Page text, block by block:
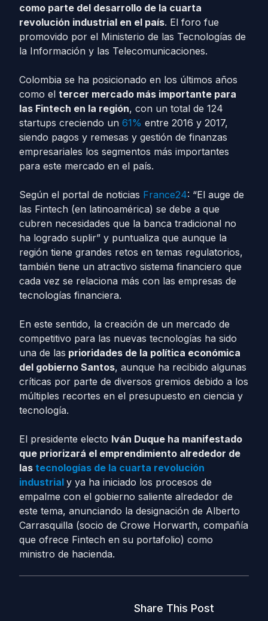
como parte del desarrollo de la cuarta
revolución industrial en el país. El foro fue
promovido por el Ministerio de las Tecnologías de
la Información y las Telecomunicaciones.
Colombia se ha posicionado en los últimos años
como el tercer mercado más importante para
las Fintech en la región, con un total de 124
startups creciendo un 61% entre 2016 y 2017,
siendo pagos y remesas y gestión de finanzas
empresariales los segmentos más importantes
para este mercado en el país.
Según el portal de noticias France24: “El auge de
las Fintech (en latinoamérica) se debe a que
cubren necesidades que la banca tradicional no
ha logrado suplir” y puntualiza que aunque la
región tiene grandes retos en temas regulatorios,
también tiene un atractivo sistema financiero que
cada vez se relaciona más con las empresas de
tecnologías financiera.
En este sentido, la creación de un mercado de
competitivo para las nuevas tecnologías ha sido
una de las prioridades de la política económica
del gobierno Santos, aunque ha recibido algunas
críticas por parte de diversos gremios debido a los
múltiples recortes en el presupuesto en ciencia y
tecnología.
El presidente electo Iván Duque ha manifestado
que priorizará el emprendimiento alrededor de
las tecnologías de la cuarta revolución
industrial y ya ha iniciado los procesos de
empalme con el gobierno saliente alrededor de
este tema, anunciando la designación de Alberto
Carrasquilla (socio de Crowe Horwarth, compañía
que ofrece Fintech en su portafolio) como
ministro de hacienda.
Share This Post